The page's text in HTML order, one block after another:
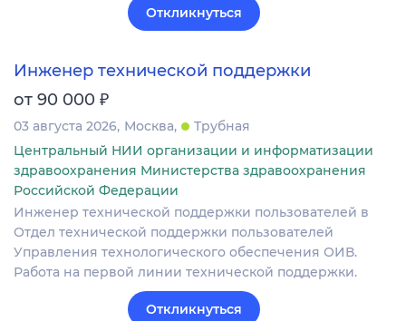
Откликнуться
Инженер технической поддержки
от 90 000 ₽
03 августа 2026 Москва
Трубная
Центральный НИИ организации и информатизации
здравоохранения Министерства здравоохранения
Российской Федерации
Инженер технической поддержки пользователей в
Отдел технической поддержки пользователей
Управления технологического обеспечения ОИВ.
Работа на первой линии технической поддержки.
Откликнуться